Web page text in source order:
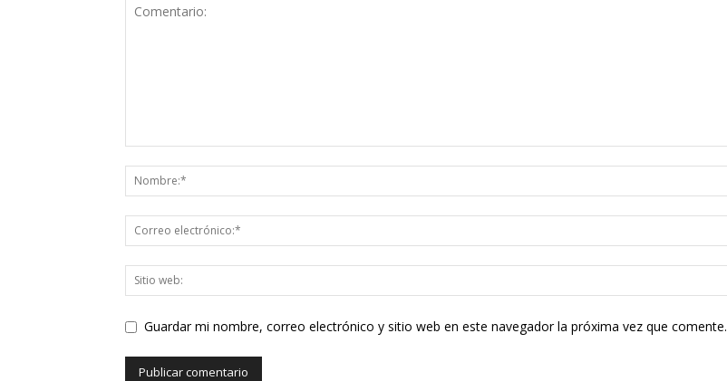
Guardar mi nombre, correo electrónico y sitio web en este navegador la próxima vez que comente.